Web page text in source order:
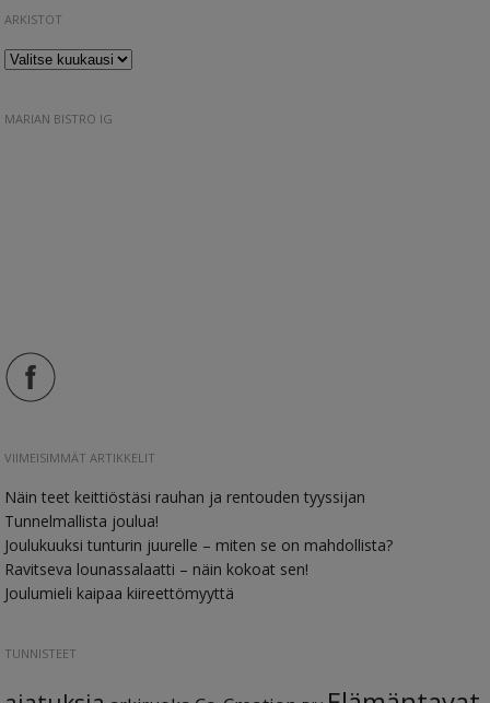
ARKISTOT
Arkistot
MARIAN BISTRO IG
VIIMEISIMMÄT ARTIKKELIT
Näin teet keittiöstäsi rauhan ja rentouden tyyssijan
Tunnelmallista joulua!
Joulukuuksi tunturin juurelle – miten se on mahdollista?
Ravitseva lounassalaatti – näin kokoat sen!
Joulumieli kaipaa kiireettömyyttä
TUNNISTEET